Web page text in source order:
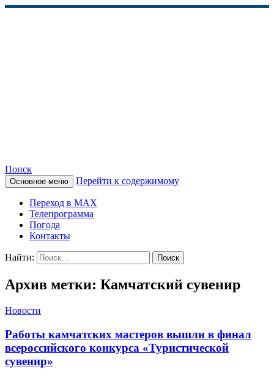
КАМЧАТСКОЕ
ИНФОРМАЦИОННОЕ
АГЕНТСТВО (КИА
«ВЕСТИ»)
Поиск
Основное меню Перейти к содержимому
Переход в MAX
Телепрограмма
Погода
Контакты
Найти:
Архив метки: Камчатский сувенир
Новости
Работы камчатских мастеров вышли в финал
всероссийского конкурса «Туристической
сувенир»